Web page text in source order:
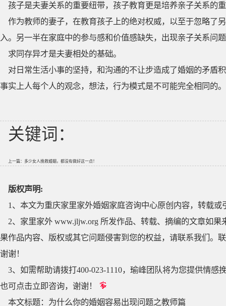
孩子是夫妻关系的重要纽带，孩子教育更是培养亲子关系的
作为教师的妻子，在教育孩子上的绝对权威，以至于忽略了
入。另一半在家庭中的参与感和价值感缺失，出现亲子关系问
求同存异才是夫妻相处的基础。
对日常生活小事的坚持，和沟通的不让步造成了婚姻的矛盾
事实上人每个人的观念，想法，行为模式是不可能完全相同的。
关键词：
上一篇： 多少女人挽救婚姻，都没有做好这一点！
版权声明:
1、本文为重庆家里家外婚姻家庭咨询中心原创内容，转载
2、家里家外 www.jljw.org 所发作品、转载、摘编的文章如
果作品内容、版权或其它问题侵害到您的权益，请联系我们。
谢谢！
3、如需帮助请拨打400-023-1110，瑜峰团队将为您提供情
也可点击立即咨询，谢谢！
本文标题： 为什么你的婚姻容易出现问题之教师篇